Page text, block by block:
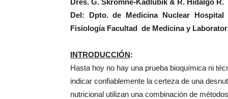
Dres. G. Skromne-Kadlubik & R. Hidalgo R.
Del: Dpto. de Medicina Nuclear
Fisiología Facultad de Medicina y
INTRODUCCIÓN:
Hasta hoy no hay una prueba bioquímica ni
indicar confiablemente la certeza de una
nutricional utilizan una combinación de